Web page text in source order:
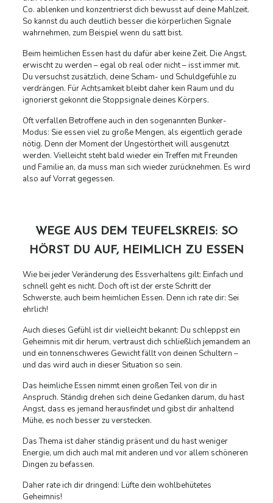
Co. ablenken und konzentrierst dich bewusst auf deine Mahlzeit.
So kannst du auch deutlich besser die körperlichen Signale
wahrnehmen, zum Beispiel wenn du satt bist.
Beim heimlichen Essen hast du dafür aber keine Zeit. Die Angst,
erwischt zu werden – egal ob real oder nicht – isst immer mit.
Du versuchst zusätzlich, deine Scham- und Schuldgefühle zu
verdrängen. Für Achtsamkeit bleibt daher kein Raum und du
ignorierst gekonnt die Stoppsignale deines Körpers.
Oft verfallen Betroffene auch in den sogenannten Bunker-
Modus: Sie essen viel zu große Mengen, als eigentlich gerade
nötig. Denn der Moment der Ungestörtheit will ausgenutzt
werden. Vielleicht steht bald wieder ein Treffen mit Freunden
und Familie an, da muss man sich wieder zurücknehmen. Es wird
also auf Vorrat gegessen.
WEGE AUS DEM TEUFELSKREIS: SO
HÖRST DU AUF, HEIMLICH ZU ESSEN
Wie bei jeder Veränderung des Essverhaltens gilt: Einfach und
schnell geht es nicht. Doch oft ist der erste Schritt der
Schwerste, auch beim heimlichen Essen. Denn ich rate dir: Sei
ehrlich!
Auch dieses Gefühl ist dir vielleicht bekannt: Du schleppst ein
Geheimnis mit dir herum, vertraust dich schließlich jemandem an
und ein tonnenschweres Gewicht fällt von deinen Schultern –
und das wird auch in dieser Situation so sein.
Das heimliche Essen nimmt einen großen Teil von dir in
Anspruch. Ständig drehen sich deine Gedanken darum, du hast
Angst, dass es jemand herausfindet und gibst dir anhaltend
Mühe, es noch besser zu verstecken.
Das Thema ist daher ständig präsent und du hast weniger
Energie, um dich auch mal mit anderen und vor allem schöneren
Dingen zu befassen.
Daher rate ich dir dringend: Lüfte dein wohlbehütetes
Geheimnis!